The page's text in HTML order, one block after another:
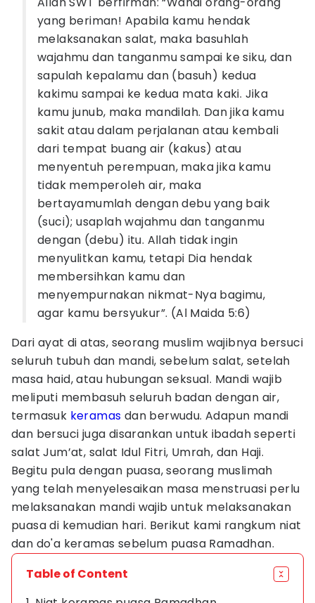
yang beriman! Apabila kamu hendak
melaksanakan salat, maka basuhlah
wajahmu dan tanganmu sampai ke siku, dan
sapulah kepalamu dan (basuh) kedua
kakimu sampai ke kedua mata kaki. Jika
kamu junub, maka mandilah. Dan jika kamu
sakit atau dalam perjalanan atau kembali
dari tempat buang air (kakus) atau
menyentuh perempuan, maka jika kamu
tidak memperoleh air, maka
bertayamumlah dengan debu yang baik
(suci); usaplah wajahmu dan tanganmu
dengan (debu) itu. Allah tidak ingin
menyulitkan kamu, tetapi Dia hendak
membersihkan kamu dan
menyempurnakan nikmat-Nya bagimu,
agar kamu bersyukur”. (Al Maida 5:6)
Dari ayat di atas, seorang muslim wajibnya bersuci
seluruh tubuh dan mandi, sebelum salat, setelah
masa haid, atau hubungan seksual. Mandi wajib
meliputi membasuh seluruh badan dengan air,
termasuk keramas dan berwudu. Adapun mandi
dan bersuci juga disarankan untuk ibadah seperti
salat Jum’at, salat Idul Fitri, Umrah, dan Haji.
Begitu pula dengan puasa, seorang muslimah
yang telah menyelesaikan masa menstruasi perlu
melaksanakan mandi wajib untuk melaksanakan
puasa di kemudian hari. Berikut kami rangkum niat
dan do'a keramas sebelum puasa Ramadhan.
Table of Content